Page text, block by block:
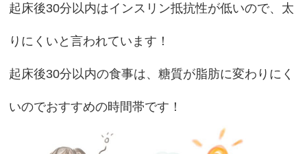
起床後30分以内はインスリン抵抗性が低いので、太
りにくいと言われています！
起床後30分以内の食事は、糖質が脂肪に変わりにく
いのでおすすめの時間帯です！